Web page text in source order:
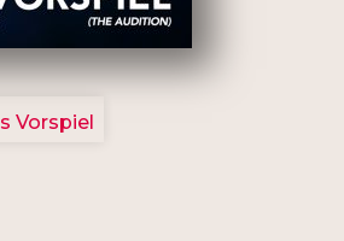
2777
Vorspiel